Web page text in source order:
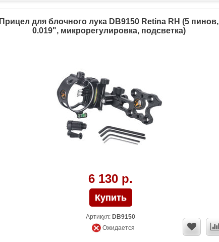
Прицел для блочного лука DB9150 Retina RH (5 пинов,
0.019", микрорегулировка, подсветка)
6 130 р.
Артикул: DB9150
Ожидается